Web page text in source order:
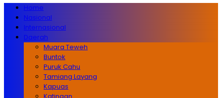
Home
Nasional
Internasional
Daerah
Muara Teweh
Buntok
Puruk Cahu
Tamiang Layang
Kapuas